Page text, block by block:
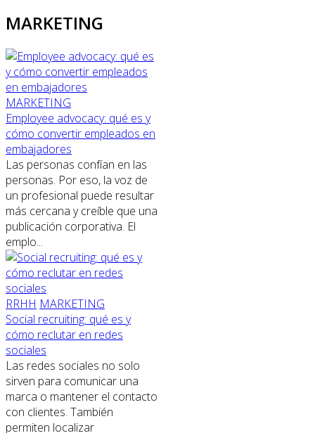
MARKETING
MARKETING
Employee advocacy: qué es y
cómo convertir empleados en
embajadores
Las personas confían en las
personas. Por eso, la voz de
un profesional puede resultar
más cercana y creíble que una
publicación corporativa. El
emplo...
RRHH MARKETING
Social recruiting: qué es y
cómo reclutar en redes
sociales
Las redes sociales no solo
sirven para comunicar una
marca o mantener el contacto
con clientes. También
permiten localizar